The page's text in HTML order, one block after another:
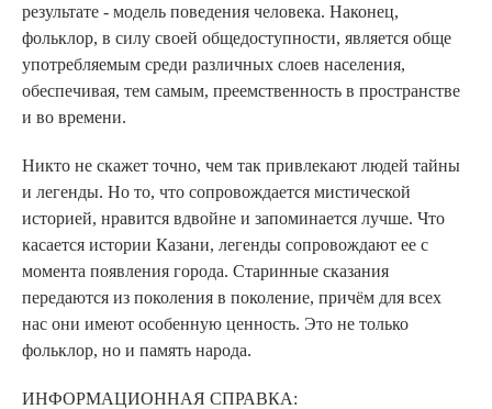
результате - модель поведения человека. Наконец,
фольклор, в силу своей общедоступности, является обще
употребляемым среди различных слоев населения,
обеспечивая, тем самым, преемственность в пространстве
и во времени.
Никто не скажет точно, чем так привлекают людей тайны
и легенды. Но то, что сопровождается мистической
историей, нравится вдвойне и запоминается лучше. Что
касается истории Казани, легенды сопровождают ее с
момента появления города. Старинные сказания
передаются из поколения в поколение, причём для всех
нас они имеют особенную ценность. Это не только
фольклор, но и память народа.
ИНФОРМАЦИОННАЯ СПРАВКА: